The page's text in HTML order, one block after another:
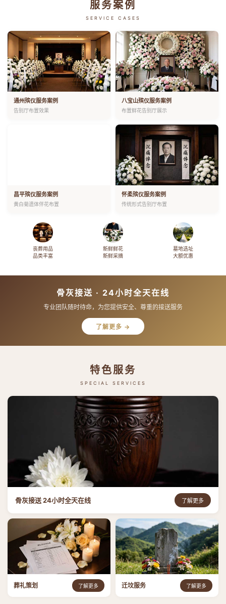
服务案例
SERVICE CASES
通州殡仪服务案例
告别厅布置效果
八宝山殡仪服务案例
布置鲜花告别厅展示
昌平殡仪服务案例
黄白菊遗体伴花布置
怀柔殡仪服务案例
传统形式告别厅布置
丧葬用品
品类丰富
新鲜鲜花
新鲜采摘
墓地选址
大额优惠
骨灰接送 · 24小时全天在线
专业团队随时待命，为您提供安全、尊重的接送服务
了解更多 →
特色服务
SPECIAL SERVICES
骨灰接送 24小时全天在线 了解更多
葬礼策划 了解更多 迁坟服务 了解更多